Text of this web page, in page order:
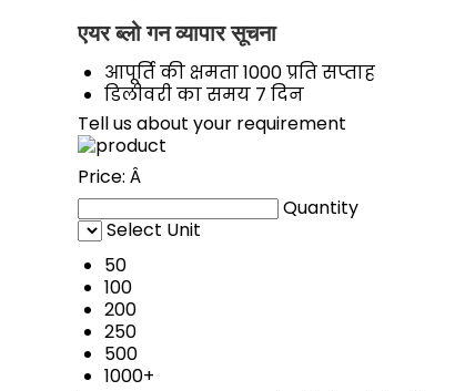
एयर ब्लो गन व्यापार सूचना
आपूर्ति की क्षमता1000 प्रति सप्ताह
डिलीवरी का समय 7 दिन
Tell us about your requirement
Price: Â
Quantity
Select Unit
50
100
200
250
500
1000+